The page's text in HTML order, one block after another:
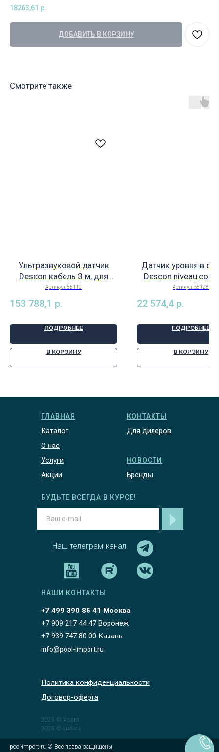
18263,61 р.
ДОБАВИТЬ В КОРЗИНУ
Смотрите также
Ультразвуковой датчик
Descon кабель 3 м, для
расширительного бака, арт.
Артикул:55110
153 788,1 р.
ПОДРОБНЕЕ
В КОРЗИНУ
Датчик уровня в
Descon niveau
кабелем 5м, арт.
Артикул:55108
22 574,4 р.
ПОДРОБНЕЕ
В КОРЗИНУ
ГЛАВНАЯ
Каталог
О нас
Услуги
Акции
КОНТАКТЫ
Для дилеров
НОВОСТИ
Бренды
2025 © Aspro
2025 © Luckru
Наш телеграм-канал
БУДЬТЕ ВСЕГДА В КУРСЕ!
+7 499 390 85 41 Москва
НАШИ КОНТАКТЫ
+7 909 217 44 47 Воронеж
+7 939 747 80 00 Казань
info@pool-import.ru
Политика конфиденциальности
Договор-оферта
pool-import.ru © Все права защищены